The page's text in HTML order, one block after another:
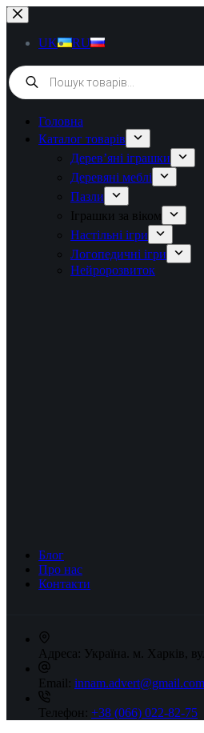
Перейти
до
вмістуUK RU
Products
search
Головна
Каталог товарів
Дерев’яні іграшки
Деревяні меблі
Пазли
Іграшки за віком
Настільні ігри
Логопедичні ігри
Нейророзвиток
Блог
Про нас
Контакти
Адреса: Україна. м. Харків,
Email: innam.advert@gmail.com
Телефон: +38 (066) 022-82-75